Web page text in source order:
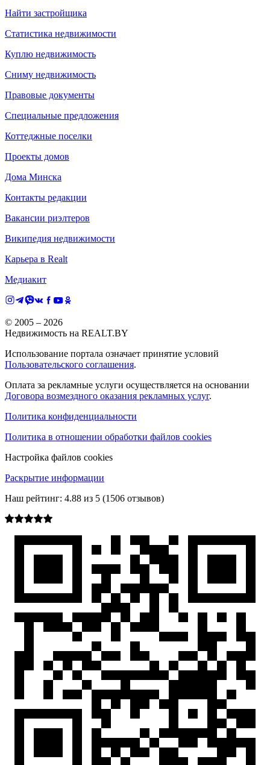
Найти застройщика
Статистика недвижимости
Куплю недвижимость
Сниму недвижимость
Правовые документы
Специальные предложения
Коттеджные поселки
Проекты домов
Дома Минска
Контакты редакции
Вакансии риэлтеров
Википедия недвижимости
Карьера в Realt
Медиакит
© 2005 – 2026
Недвижимость на REALT.BY
Использование портала означает принятие условий
Пользовательского соглашения.
Оплата за рекламные услуги осуществляется на основании
Договора возмездного оказания рекламных услуг.
Политика конфиденциальности
Политика в отношении обработки файлов cookies
Настройка файлов cookies
Раскрытие информации
Наш рейтинг: 4.88 из 5 (1506 отзывов)